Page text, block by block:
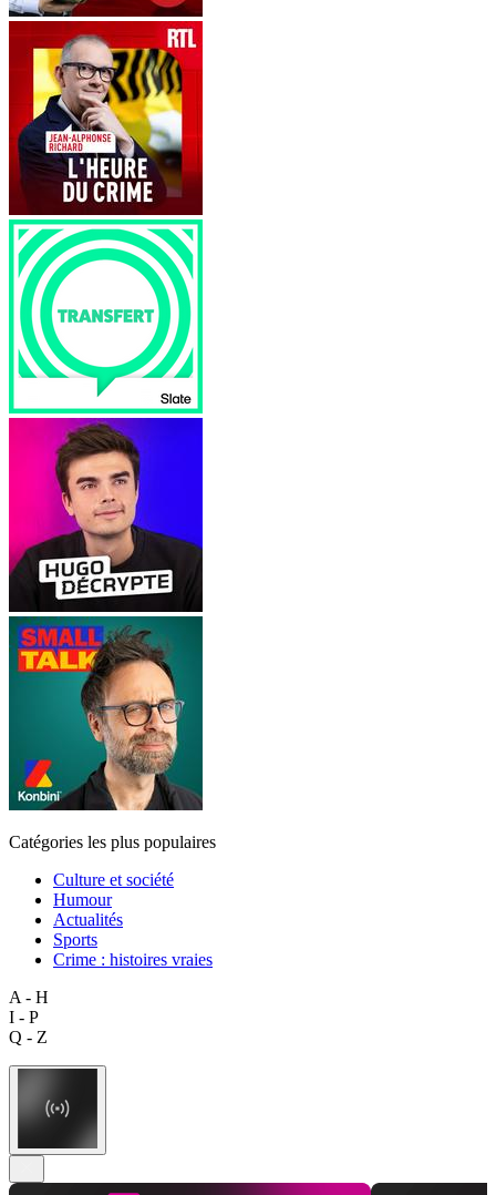
Catégories les plus populaires
Culture et société
Humour
Actualités
Sports
Crime : histoires vraies
A - H
I - P
Q - Z